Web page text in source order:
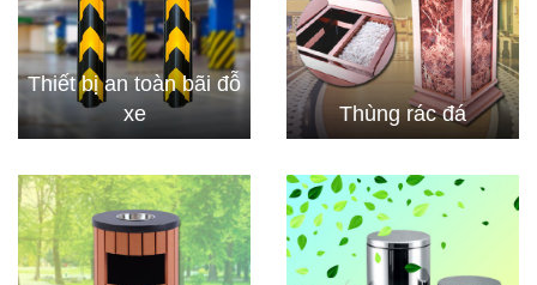
Thiết bị an toàn bãi đỗ
xe
Thùng rác đá